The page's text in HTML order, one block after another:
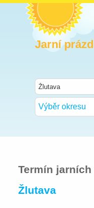
Jarní
Výběr okresu
Termín
Žlutava